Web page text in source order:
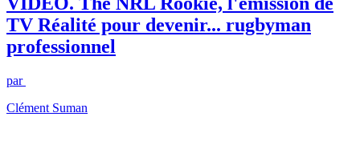
TV Réalité pour devenir... rugbyman
professionnel
par
Clément Suman